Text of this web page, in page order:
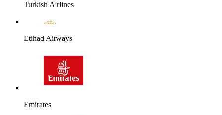
Turkish Airlines
Etihad Airways
Emirates